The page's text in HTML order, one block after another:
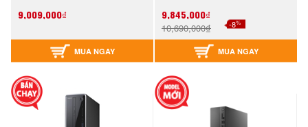
9,009,000₫
MUA NGAY
9,845,000₫
10,690,000₫ -8%
MUA NGAY